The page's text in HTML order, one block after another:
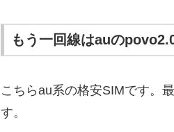
もう一回線はauの
こちらau系の格安SIMです。
す。